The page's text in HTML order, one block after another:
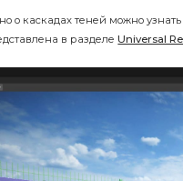
о каскадах теней можно
в разделеUniversal